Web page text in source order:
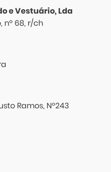
e Vestuário, Lda
nº 68, r/ch
Ramos, Nº243